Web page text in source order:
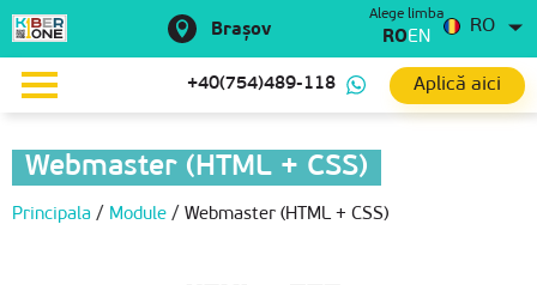
Brașov
Alege limba
ROEN
RO
+40(754)489-118 Aplică aici
Webmaster (HTML + CSS)
Principala / Module / Webmaster (HTML + CSS)